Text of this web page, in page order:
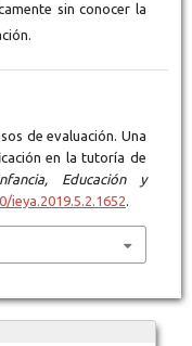
sin conocer la
de evaluación. Una
en la tutoría de
Educación y
ieya.2019.5.2.1652.